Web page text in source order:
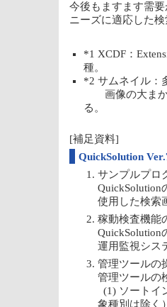
今後もますます需
ニーズに適応した
*1 XCDF：
種。
*2 サムネイル：
画像の大まか
る。
[補足資料]
QuickSolution
サンプルプロ
QuickSolution
使用した検索
稼動検査機能
QuickSolution
運用監視シス
管理ツールの
管理ツールの
(1) ソートイ
象種別は除く